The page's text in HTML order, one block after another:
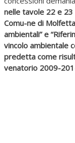
nelle tavole 22 e
Comu-ne di
ambientali” e
vincolo ambientale
predetta come
venatorio 2009-